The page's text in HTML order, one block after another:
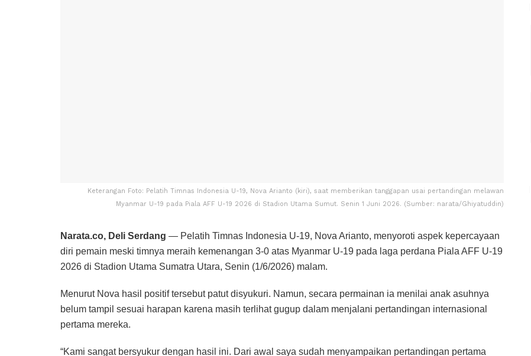
Keterangan Foto: Pelatih Timnas Indonesia U-19, Nova Arianto (kiri), saat memberikan tanggapan usai pertandingan melawan
Myanmar U-19 pada Piala AFF U-19 2026 di Stadion Utama Sumut. Senin 1 Juni 2026. (Sumber: narata/Ghiyatuddin)
Narata.co, Deli Serdang — Pelatih Timnas Indonesia U-19, Nova Arianto, menyoroti aspek kepercayaan
diri pemain meski timnya meraih kemenangan 3-0 atas Myanmar U-19 pada laga perdana Piala AFF U-19
2026 di Stadion Utama Sumatra Utara, Senin (1/6/2026) malam.
Menurut Nova hasil positif tersebut patut disyukuri. Namun, secara permainan ia menilai anak asuhnya
belum tampil sesuai harapan karena masih terlihat gugup dalam menjalani pertandingan internasional
pertama mereka.
“Kami sangat bersyukur dengan hasil ini. Dari awal saya sudah menyampaikan pertandingan pertama